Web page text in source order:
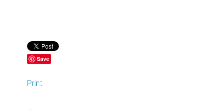
Save
Print